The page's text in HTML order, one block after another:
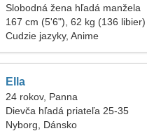
Slobodná žena hľadá manžela
167 cm (5'6"), 62 kg (136 libier)
Cudzie jazyky, Anime
Ella
24 rokov, Panna
Dievča hľadá priateľa 25-35
Nyborg, Dánsko